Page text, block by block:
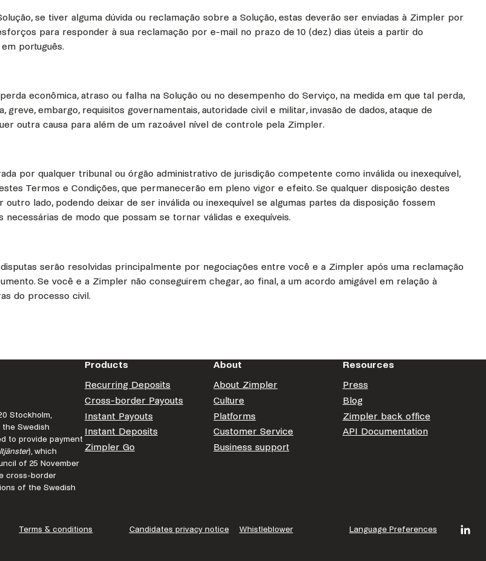
se tiver alguma dúvida ou reclamação sobre a Solução, estas deverão ser enviadas à Zimpler por
para responder à sua reclamação por e-mail no prazo de 10 (dez) dias úteis a partir do
português.
econômica, atraso ou falha na Solução ou no desempenho do Serviço, na medida em que tal perda,
greve, embargo, requisitos governamentais, autoridade civil e militar, invasão de dados, ataque de
outra causa para além de um razoável nível de controle pela Zimpler.
por qualquer tribunal ou órgão administrativo de jurisdição competente como inválida ou inexequível,
Termos e Condições, que permanecerão em pleno vigor e efeito. Se qualquer disposição destes
lado, podendo deixar de ser inválida ou inexequível se algumas partes da disposição fossem
de modo que possam se tornar válidas e exequíveis.
serão resolvidas principalmente por negociações entre você e a Zimpler após uma reclamação
Se você e a Zimpler não conseguirem chegar, ao final, a um acordo amigável em relação à
do processo civil.
Stockholm,
Swedish
to provide payment
), which
of 25 November
cross-border
of the Swedish
Products
Recurring Deposits
Cross-border Payouts
Instant Payouts
Instant Deposits
Zimpler Go
About
About Zimpler
Culture
Platforms
Customer Service
Business support
Resources
Press
Blog
Zimpler back office
API Documentation
Terms & conditions Candidates privacy notice Whistleblower Language Preferences